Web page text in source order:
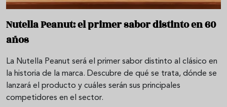
Nutella Peanut: el primer sabor distinto en 60
años
La Nutella Peanut será el primer sabor distinto al clásico en
la historia de la marca. Descubre de qué se trata, dónde se
lanzará el producto y cuáles serán sus principales
competidores en el sector.